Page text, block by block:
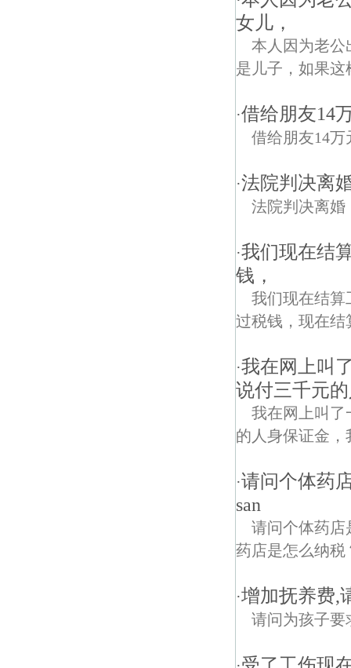
女儿，
本人因为老公
是儿子，如果
·借给朋友14
借给朋友14
·法院判决离
法院判决离婚
·我们现在结
钱，
我们现在结算
过税钱，现在结
·我在网上叫
说付三千元
我在网上叫了
的人身保证金
·请问个体药
san
请问个体药店
药店是怎么纳税
·增加抚养费,
请问为孩子要